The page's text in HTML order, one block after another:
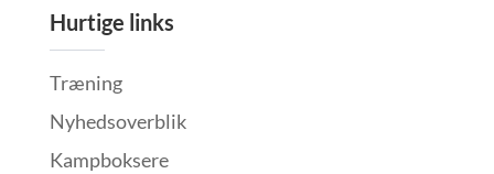
Hurtige links
Træning
Nyhedsoverblik
Kampboksere